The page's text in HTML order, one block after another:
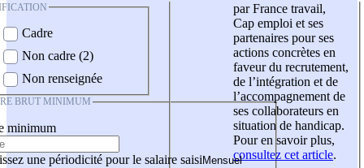
Cadre
Non cadre (2)
Non renseignée
BRUT MINIMUM
minimum
une périodicité pour le salaire saisi
par France travail,
Cap emploi et ses
partenaires pour ses
actions concrètes en
faveur du recrutement,
de l’intégration et de
l’accompagnement de
ses collaborateurs en
situation de handicap.
Pour en savoir plus,
consultez cet article.